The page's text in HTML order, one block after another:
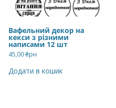
Вафельний декор на
кекси з різними
написами 12 шт
45,00₴рн
Додати в кошик